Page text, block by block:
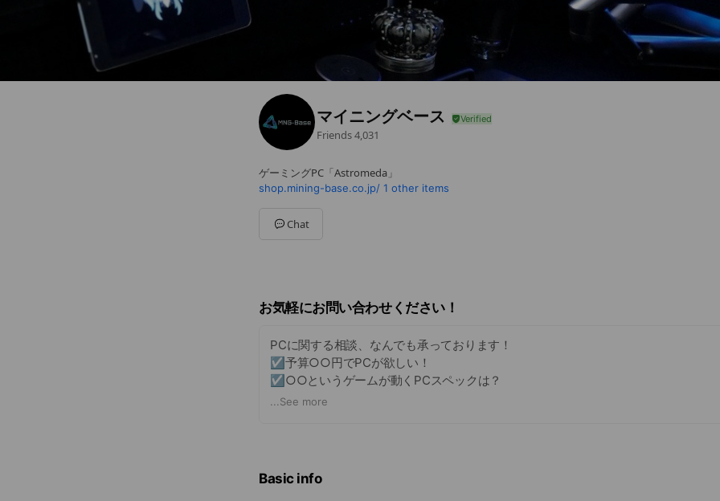
マイニングベース
Friends4,031
ゲーミングPC「Astromeda」
shop.mining-base.co.jp/ 1 other items
Chat
お気軽にお問い合わせください！
PCに関する相談、なんでも承っております！
☑予算○○円でPCが欲しい！
☑○○というゲームが動くPCスペックは？
☑ネットで見たあのケースで組みたい！
...See more
Basic info